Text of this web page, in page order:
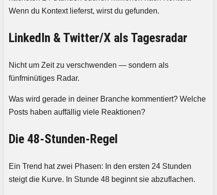
Wenn du Kontext lieferst, wirst du gefunden.
LinkedIn & Twitter/X als Tagesradar
Nicht um Zeit zu verschwenden — sondern als
fünfminütiges Radar.
Was wird gerade in deiner Branche kommentiert? Welche
Posts haben auffällig viele Reaktionen?
Die 48-Stunden-Regel
Ein Trend hat zwei Phasen: In den ersten 24 Stunden
steigt die Kurve. In Stunde 48 beginnt sie abzuflachen.